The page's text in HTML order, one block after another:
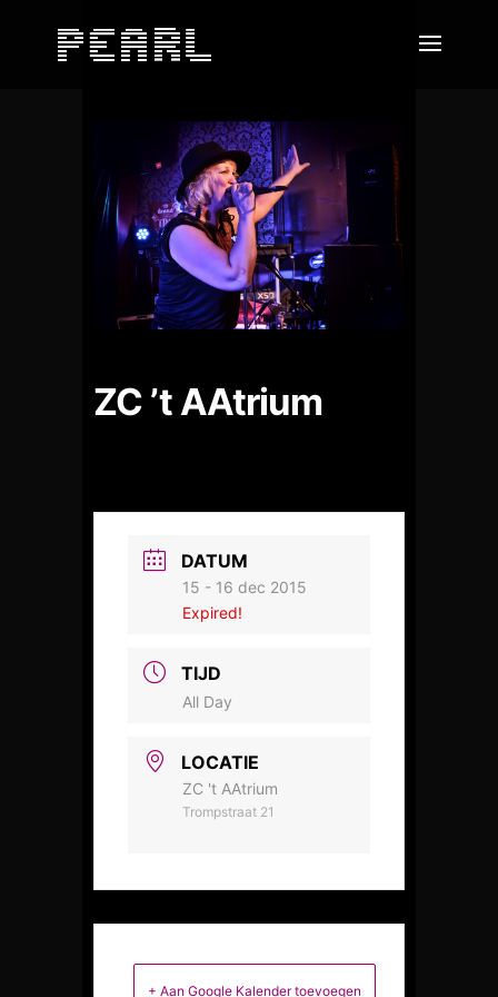
ZC ’t AAtrium
DATUM
15 - 16 dec 2015
Expired!
TIJD
All Day
LOCATIE
ZC 't AAtrium
Trompstraat 21
+ Aan Google Kalender toevoegen